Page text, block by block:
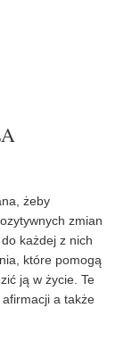
żeby
zmian
każdej z nich
które pomogą
ją w życie. Te
a także